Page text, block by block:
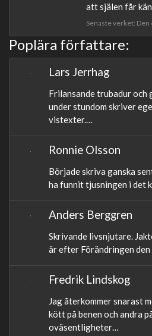
att själen får
Senaste verket:
Poplära författare:
Lars Jerrhag
Frilansande trubadur och
under stundom skriver
vistexter.…
Ronnie Olsson
Började skriva ganska
ha funnit tjusningen i det
Anders Berggren
Skrivande livsnjutare.
är efter Förändringen
Fredrik Lindskog
Jag återkommer snarast
kött på benen och andra
oväsentligheter…